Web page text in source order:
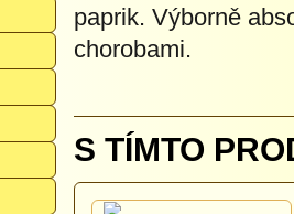
paprik. Výborně
chorobami.
S TÍMTO